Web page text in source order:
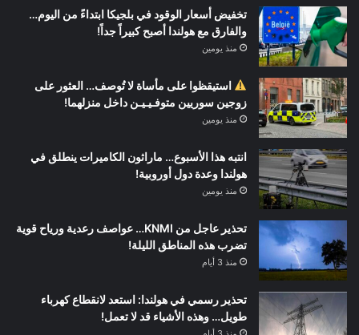
تخفيض أسعار الوقود في بلجيكا ابتداءً من اليوم…
والفارق مع هولندا أصبح كبيراً جداً!
منذ يومين
استيقظوا على مأساة لا تُوصف… العثور على
زوجين سوريين متوفـيـيـن داخل منزلهما!
منذ يومين
انتبه هذا الأسبوع… ماراثون الكاميرات ينطلق في
هولندا وعدة دول أوروبية!
منذ يومين
تحذير عاجل من KNMI… عواصف رعدية ورياح قوية
تضرب هذه المناطق الليلة!
منذ 3 أيام
تحذير رسمي في هولندا: استعد لانقطاع كهرباء
طويل… وهذه الأشياء قد لا تعمل!